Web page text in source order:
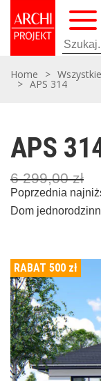
Home >
> APS 314
APS
6 299,00zł
Poprzednia
Dom
RABAT 500 zł